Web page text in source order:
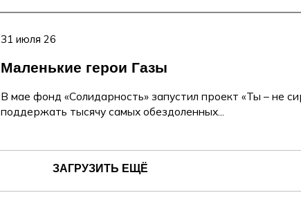
31 июля 26
Маленькие герои Газы
В мае фонд «Солидарность» запустил проект «Ты – не
поддержать тысячу самых обездоленных...
ЗАГРУЗИТЬ ЕЩЁ